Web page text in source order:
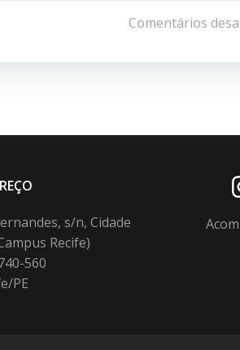
Comentários
s/n, Cidade
Recife)
560
PE